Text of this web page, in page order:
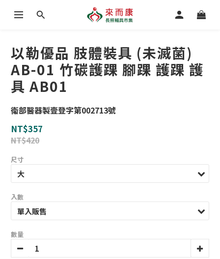
以勒優品 肢體裝具 (未滅菌)
AB-01 竹碳護踝 腳踝 護踝 護
具 AB01
衛部醫器製壹登字第002713號
NT$357
NT$420
尺寸
入數
數量